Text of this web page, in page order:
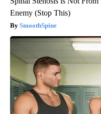
Enemy (Stop This)
SmoothSpine